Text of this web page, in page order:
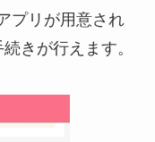
プリが用意され
きが行えます。